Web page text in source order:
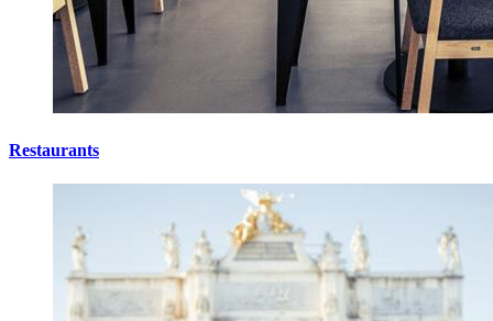
Restaurants